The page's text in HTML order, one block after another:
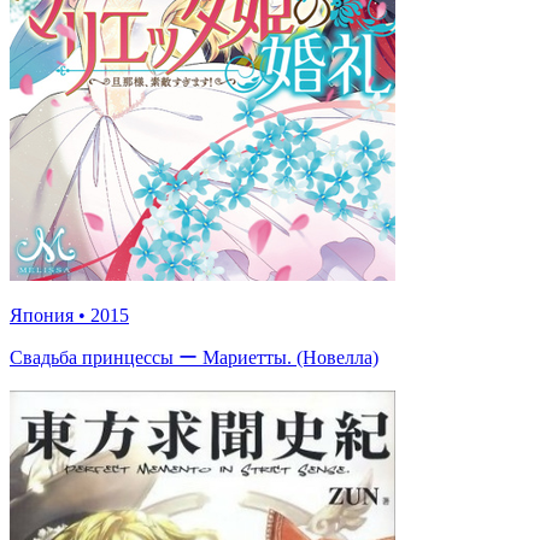
Япония • 2015
Свадьба принцессы ー Мариетты. (Новелла)